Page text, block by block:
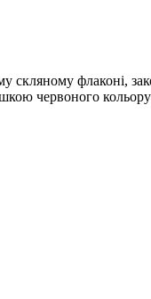
скляному флаконі,
червоного